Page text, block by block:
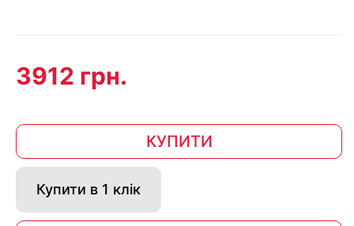
3912 грн.
КУПИТИ
Купити в 1 клік